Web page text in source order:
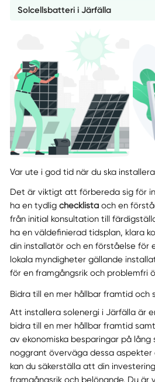
Solcellsbatteri i Järfälla
Var ute i god tid när du ska
Det är viktigt att förbereda sig för
ha en tydlig checklistaoch en
från initial konsultation till
ha en väldefinierad tidsplan, klara
din installatör och en förståelse för
lokala myndigheter gällande
för en framgångsrik och problemfri
Bidra till en mer hållbar framtid och
Att installera solenergi i Järfälla är
bidra till en mer hållbar framtid
av ekonomiska besparingar på lång
noggrant överväga dessa
kan du säkerställa att din
framgångsrik och belönande. Du är